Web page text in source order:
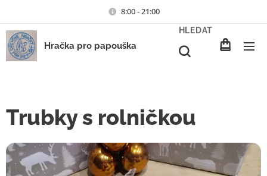
8:00 - 21:00
Hračka pro papouška
HLEDAT
Trubky s rolničkou